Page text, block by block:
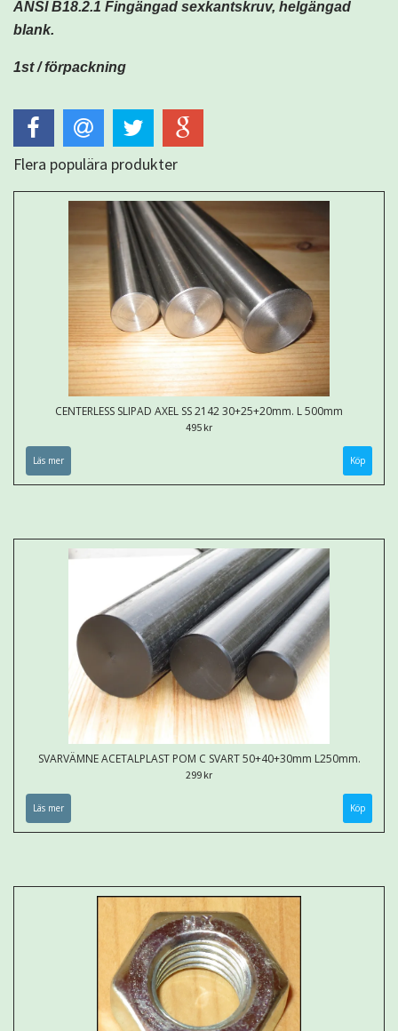
ANSI B18.2.1 Fingängad sexkantskruv, helgängad
blank.
1st / förpackning
Flera populära produkter
CENTERLESS SLIPAD AXEL SS 2142 30+25+20mm. L 500mm
495 kr
Läs mer Köp
SVARVÄMNE ACETALPLAST POM C SVART 50+40+30mm L250mm.
299 kr
Läs mer Köp